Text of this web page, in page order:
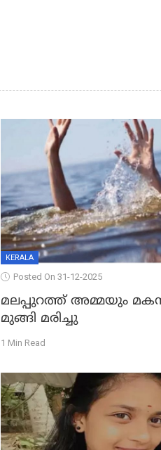
KERALA
Posted On 31-12-2025
മലപ്പുറത്ത് അമ്മയും
മുങ്ങി മരിച്ചു
1 Min Read